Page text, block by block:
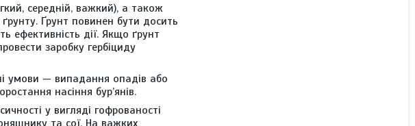
середній, важкий), а також
Ґрунт повинен бути досить
ефективність дії. Якщо ґрунт
заробку гербіциду
умови — випадання опадів або
насіння бур’янів.
у вигляді гофрованості
та сої. На важких